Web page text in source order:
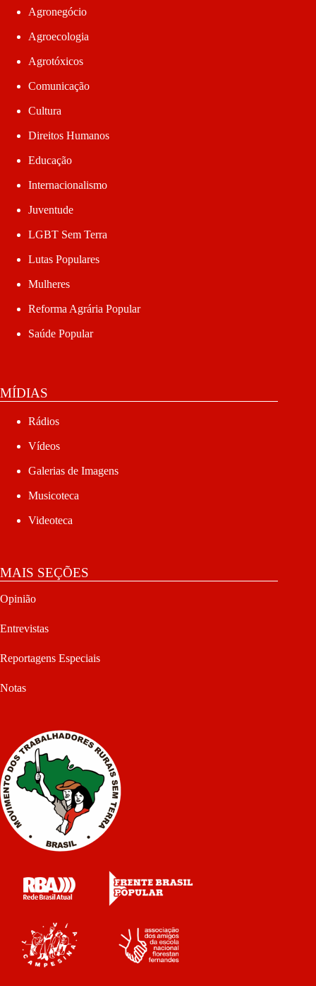
Agronegócio
Agroecologia
Agrotóxicos
Comunicação
Cultura
Direitos Humanos
Educação
Internacionalismo
Juventude
LGBT Sem Terra
Lutas Populares
Mulheres
Reforma Agrária Popular
Saúde Popular
MÍDIAS
Rádios
Vídeos
Galerias de Imagens
Musicoteca
Videoteca
MAIS SEÇÕES
Opinião
Entrevistas
Reportagens Especiais
Notas